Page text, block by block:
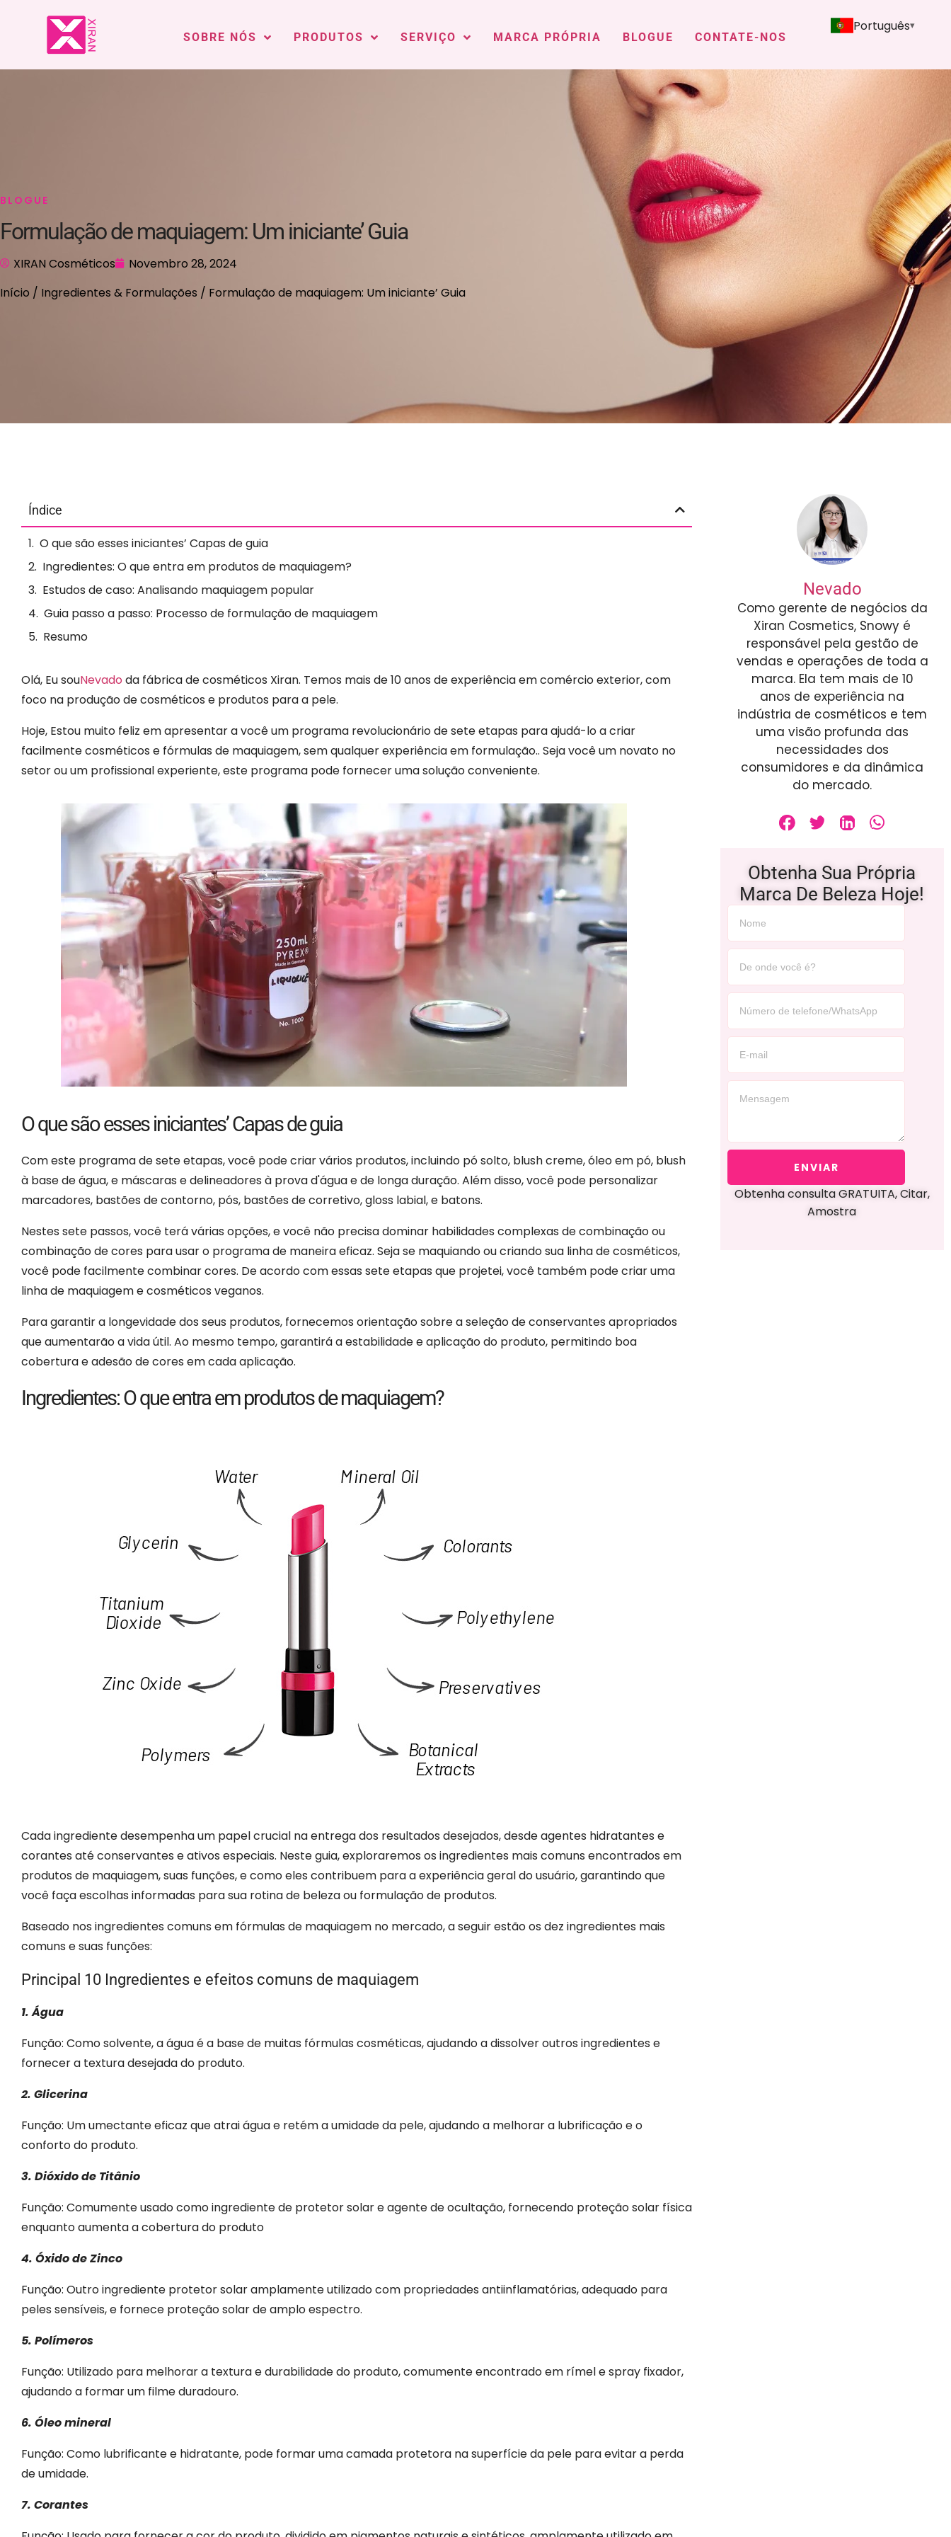
SOBRE NÓS PRODUTOS SERVIÇO MARCA PRÓPRIA BLOGUE CONTATE-NOS
Português
BLOGUE
Formulação de maquiagem: Um iniciante’ Guia
XIRAN Cosméticos
Novembro 28, 2024
Início / Ingredientes & Formulações / Formulação de maquiagem: Um iniciante’ Guia
Índice
O que são esses iniciantes’ Capas de guia
Ingredientes: O que entra em produtos de maquiagem?
Estudos de caso: Analisando maquiagem popular
Guia passo a passo: Processo de formulação de maquiagem
Resumo
Olá, Eu souNevado da fábrica de cosméticos Xiran. Temos mais de 10 anos de experiência em comércio exterior, com
foco na produção de cosméticos e produtos para a pele.
Hoje, Estou muito feliz em apresentar a você um programa revolucionário de sete etapas para ajudá-lo a criar
facilmente cosméticos e fórmulas de maquiagem, sem qualquer experiência em formulação.. Seja você um novato no
setor ou um profissional experiente, este programa pode fornecer uma solução conveniente.
O que são esses iniciantes’ Capas de guia
Com este programa de sete etapas, você pode criar vários produtos, incluindo pó solto, blush creme, óleo em pó, blush
à base de água, e máscaras e delineadores à prova d'água e de longa duração. Além disso, você pode personalizar
marcadores, bastões de contorno, pós, bastões de corretivo, gloss labial, e batons.
Nestes sete passos, você terá várias opções, e você não precisa dominar habilidades complexas de combinação ou
combinação de cores para usar o programa de maneira eficaz. Seja se maquiando ou criando sua linha de cosméticos,
você pode facilmente combinar cores. De acordo com essas sete etapas que projetei, você também pode criar uma
linha de maquiagem e cosméticos veganos.
Para garantir a longevidade dos seus produtos, fornecemos orientação sobre a seleção de conservantes apropriados
que aumentarão a vida útil. Ao mesmo tempo, garantirá a estabilidade e aplicação do produto, permitindo boa
cobertura e adesão de cores em cada aplicação.
Ingredientes: O que entra em produtos de maquiagem?
Cada ingrediente desempenha um papel crucial na entrega dos resultados desejados, desde agentes hidratantes e
corantes até conservantes e ativos especiais. Neste guia, exploraremos os ingredientes mais comuns encontrados em
produtos de maquiagem, suas funções, e como eles contribuem para a experiência geral do usuário, garantindo que
você faça escolhas informadas para sua rotina de beleza ou formulação de produtos.
Baseado nos ingredientes comuns em fórmulas de maquiagem no mercado, a seguir estão os dez ingredientes mais
comuns e suas funções:
Principal 10 Ingredientes e efeitos comuns de maquiagem
1. Água
Função: Como solvente, a água é a base de muitas fórmulas cosméticas, ajudando a dissolver outros ingredientes e
fornecer a textura desejada do produto.
2. Glicerina
Função: Um umectante eficaz que atrai água e retém a umidade da pele, ajudando a melhorar a lubrificação e o
conforto do produto.
3. Dióxido de Titânio
Função: Comumente usado como ingrediente de protetor solar e agente de ocultação, fornecendo proteção solar física
enquanto aumenta a cobertura do produto
4. Óxido de Zinco
Função: Outro ingrediente protetor solar amplamente utilizado com propriedades antiinflamatórias, adequado para
peles sensíveis, e fornece proteção solar de amplo espectro.
5. Polímeros
Função: Utilizado para melhorar a textura e durabilidade do produto, comumente encontrado em rímel e spray fixador,
ajudando a formar um filme duradouro.
6. Óleo mineral
Função: Como lubrificante e hidratante, pode formar uma camada protetora na superfície da pele para evitar a perda
de umidade.
7. Corantes
Nevado
Como gerente de negócios da
Xiran Cosmetics, Snowy é
responsável pela gestão de
vendas e operações de toda a
marca. Ela tem mais de 10
anos de experiência na
indústria de cosméticos e tem
uma visão profunda das
necessidades dos
consumidores e da dinâmica
do mercado.
Obtenha Sua Própria
Marca De Beleza Hoje!
ENVIAR
Obtenha consulta GRATUITA, Citar,
Amostra